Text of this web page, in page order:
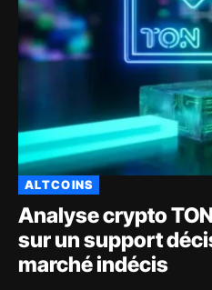
ALTCOINS
Analyse crypto
sur un support
marché indécis